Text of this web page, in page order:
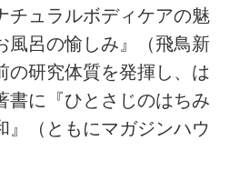
チュラルボディケアの魅
風呂の愉しみ』（飛鳥新
の研究体質を発揮し、は
書に『ひとさじのはちみ
』（ともにマガジンハウ